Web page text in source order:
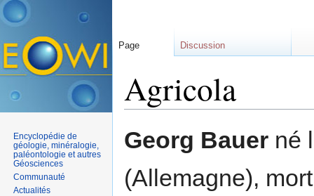
Agricola
Georg Bauer né
(Allemagne),
Page Discussion
Encyclopédie de
géologie, minéralogie,
paléontologie et autres
Géosciences
Communauté
Actualités